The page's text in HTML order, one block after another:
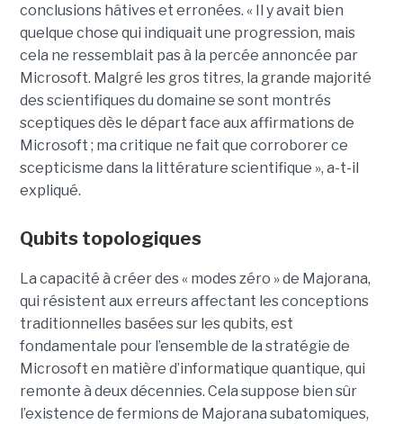
conclusions hâtives et erronées. « Il y avait bien
quelque chose qui indiquait une progression, mais
cela ne ressemblait pas à la percée annoncée par
Microsoft. Malgré les gros titres, la grande majorité
des scientifiques du domaine se sont montrés
sceptiques dès le départ face aux affirmations de
Microsoft ; ma critique ne fait que corroborer ce
scepticisme dans la littérature scientifique », a-t-il
expliqué.
Qubits topologiques
La capacité à créer des « modes zéro » de Majorana,
qui résistent aux erreurs affectant les conceptions
traditionnelles basées sur les qubits, est
fondamentale pour l’ensemble de la stratégie de
Microsoft en matière d’informatique quantique, qui
remonte à deux décennies. Cela suppose bien sûr
l’existence de fermions de Majorana subatomiques,